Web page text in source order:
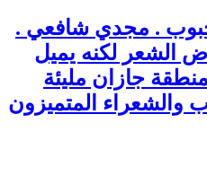
. مجدي شافعي .
الشعر لكنه يميل
جازان مليئة
والشعراء المتميزون